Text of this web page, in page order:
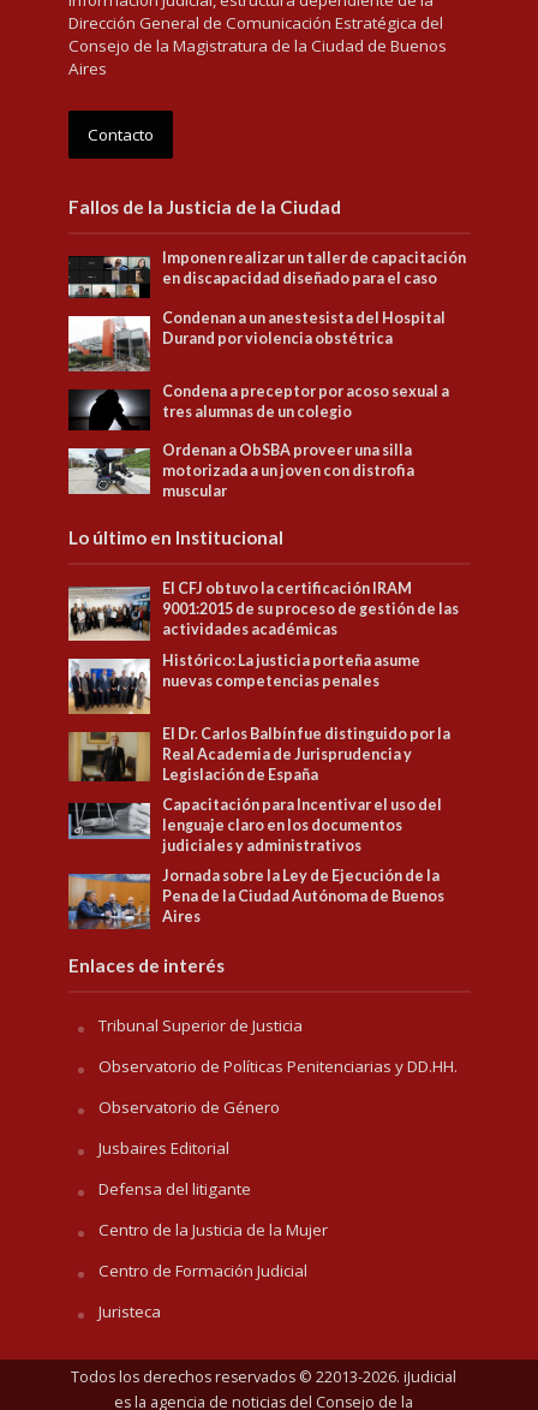
Dirección General de Comunicación Estratégica del
Consejo de la Magistratura de la Ciudad de Buenos
Aires
Contacto
Fallos de la Justicia de la Ciudad
Imponen realizar un taller de capacitación
en discapacidad diseñado para el caso
Condenan a un anestesista del Hospital
Durand por violencia obstétrica
Condena a preceptor por acoso sexual a
tres alumnas de un colegio
Ordenan a ObSBA proveer una silla
motorizada a un joven con distrofia
muscular
Lo último en Institucional
El CFJ obtuvo la certificación IRAM
9001:2015 de su proceso de gestión de las
actividades académicas
Histórico: La justicia porteña asume
nuevas competencias penales
El Dr. Carlos Balbín fue distinguido por la
Real Academia de Jurisprudencia y
Legislación de España
Capacitación para Incentivar el uso del
lenguaje claro en los documentos
judiciales y administrativos
Jornada sobre la Ley de Ejecución de la
Pena de la Ciudad Autónoma de Buenos
Aires
Enlaces de interés
Tribunal Superior de Justicia
Observatorio de Políticas Penitenciarias y DD.HH.
Observatorio de Género
Jusbaires Editorial
Defensa del litigante
Centro de la Justicia de la Mujer
Centro de Formación Judicial
Juristeca
Todos los derechos reservados © 22013-2026. iJudicial
es la agencia de noticias del Consejo de la